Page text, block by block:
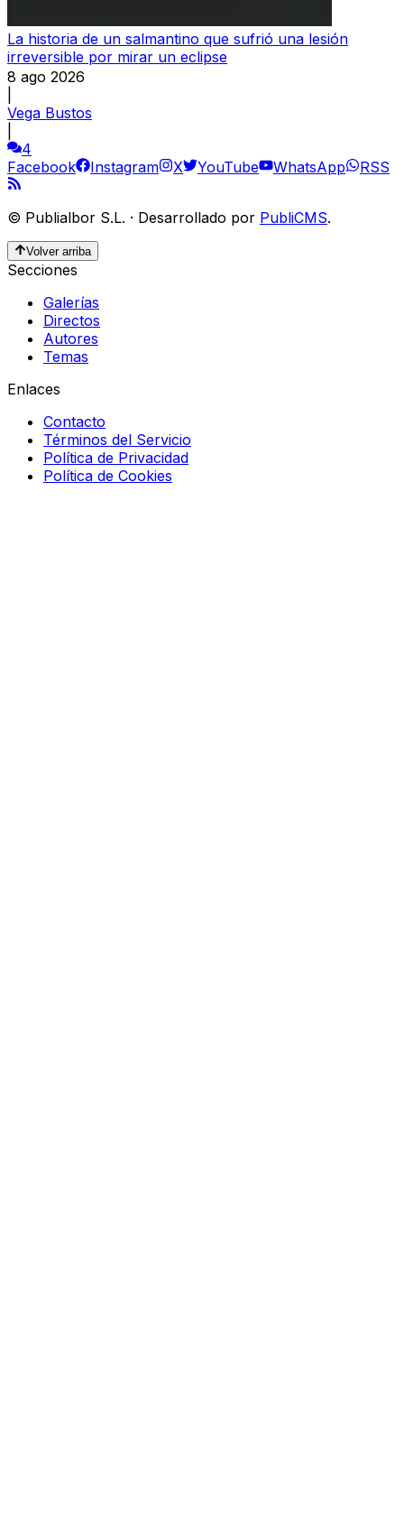
La historia de un salmantino que sufrió una lesión
irreversible por mirar un eclipse
8 ago 2026
Vega Bustos
4
Facebook
Instagram X YouTube WhatsApp RSS
© Publialbor S.L. · Desarrollado por PubliCMS.
Volver arriba
Secciones
Galerías
Directos
Autores
Temas
Enlaces
Contacto
Términos del Servicio
Política de Privacidad
Política de Cookies